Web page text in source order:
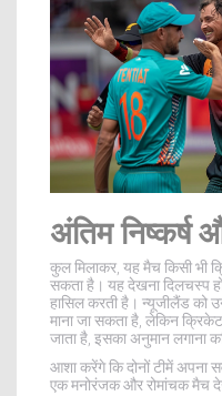
अंतिम निष्कर्ष
कुल मिलाकर, यह मैच किसी भी
सकता है। यह देखना दिलचस्प
हासिल करती है। न्यूजीलैंड को
माना जा सकता है, लेकिन
जाता है, इसका अनुमान लगाना
आशा करेंगे कि दोनों टीमें अपना
एक मनोरंजक और रोमांचक मैच